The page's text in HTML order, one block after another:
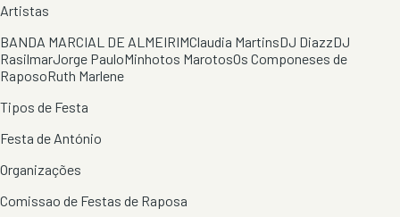
Artistas
BANDA MARCIAL DE ALMEIRIMClaudia MartinsDJ DiazzDJ
RasilmarJorge PauloMinhotos MarotosOs Componeses de
RaposoRuth Marlene
Tipos de Festa
Festa de António
Organizações
Comissao de Festas de Raposa